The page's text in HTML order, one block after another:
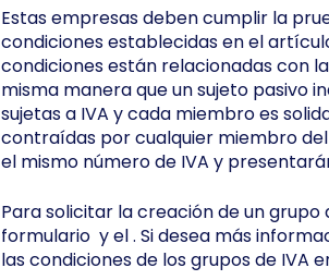
Estas empresas deben cumplir la
condiciones establecidas en el
condiciones están relacionadas con
misma manera que un sujeto pasivo
sujetas a IVA y cada miembro es
contraídas por cualquier miembro
el mismo número de IVA y
Para solicitar la creación de un grupo
formulario y el . Si desea más
las condiciones de los grupos de IVA